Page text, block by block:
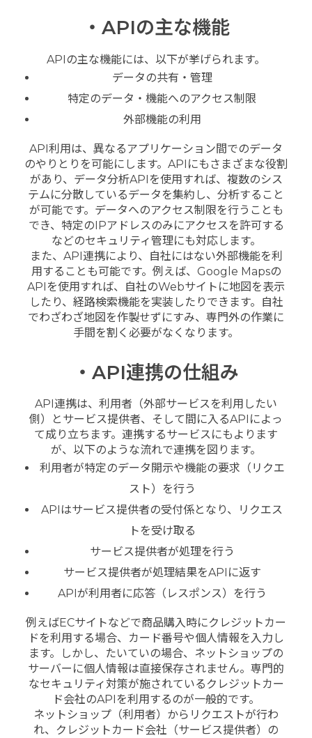
・APIの主な機能
APIの主な機能には、以下が挙げられます。
データの共有・管理
特定のデータ・機能へのアクセス制限
外部機能の利用
API利用は、異なるアプリケーション間でのデータ
のやりとりを可能にします。APIにもさまざまな役割
があり、データ分析APIを使用すれば、複数のシス
テムに分散しているデータを集約し、分析すること
が可能です。データへのアクセス制限を行うことも
でき、特定のIPアドレスのみにアクセスを許可する
などのセキュリティ管理にも対応します。
また、API連携により、自社にはない外部機能を利
用することも可能です。例えば、Google Mapsの
APIを使用すれば、自社のWebサイトに地図を表示
したり、経路検索機能を実装したりできます。自社
でわざわざ地図を作製せずにすみ、専門外の作業に
手間を割く必要がなくなります。
・API連携の仕組み
API連携は、利用者（外部サービスを利用したい
側）とサービス提供者、そして間に入るAPIによっ
て成り立ちます。連携するサービスにもよります
が、以下のような流れで連携を図ります。
利用者が特定のデータ開示や機能の要求（リクエ
スト）を行う
APIはサービス提供者の受付係となり、リクエス
トを受け取る
サービス提供者が処理を行う
サービス提供者が処理結果をAPIに返す
APIが利用者に応答（レスポンス）を行う
例えばECサイトなどで商品購入時にクレジットカー
ドを利用する場合、カード番号や個人情報を入力し
ます。しかし、たいていの場合、ネットショップの
サーバーに個人情報は直接保存されません。専門的
なセキュリティ対策が施されているクレジットカー
ド会社のAPIを利用するのが一般的です。
ネットショップ（利用者）からリクエストが行わ
れ、クレジットカード会社（サービス提供者）の